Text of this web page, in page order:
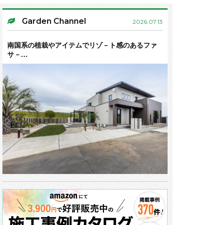
Garden Channel 2026.07.13
南国系の植栽やアイテムでリゾ－ト感のあるファ
サ－…